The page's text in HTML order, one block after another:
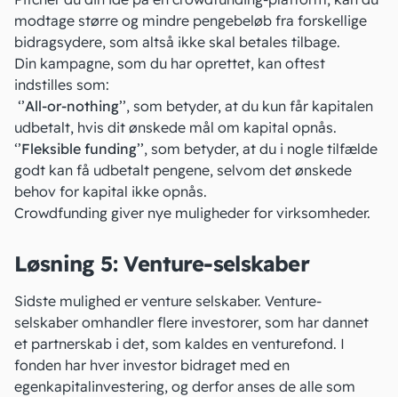
modtage større og mindre pengebeløb fra forskellige
bidragsydere, som altså ikke skal betales tilbage.
Din kampagne, som du har oprettet, kan oftest
indstilles som:
‘’All-or-nothing’’, som betyder, at du kun får kapitalen
udbetalt, hvis dit ønskede mål om kapital opnås.
‘’Fleksible funding’’, som betyder, at du i nogle tilfælde
godt kan få udbetalt pengene, selvom det ønskede
behov for kapital ikke opnås.
Crowdfunding giver nye muligheder for virksomheder.
Løsning 5: Venture-selskaber
Sidste mulighed er venture selskaber. Venture-
selskaber omhandler flere investorer, som har dannet
et partnerskab i det, som kaldes en venturefond. I
fonden har hver investor bidraget med en
egenkapitalinvestering, og derfor anses de alle som